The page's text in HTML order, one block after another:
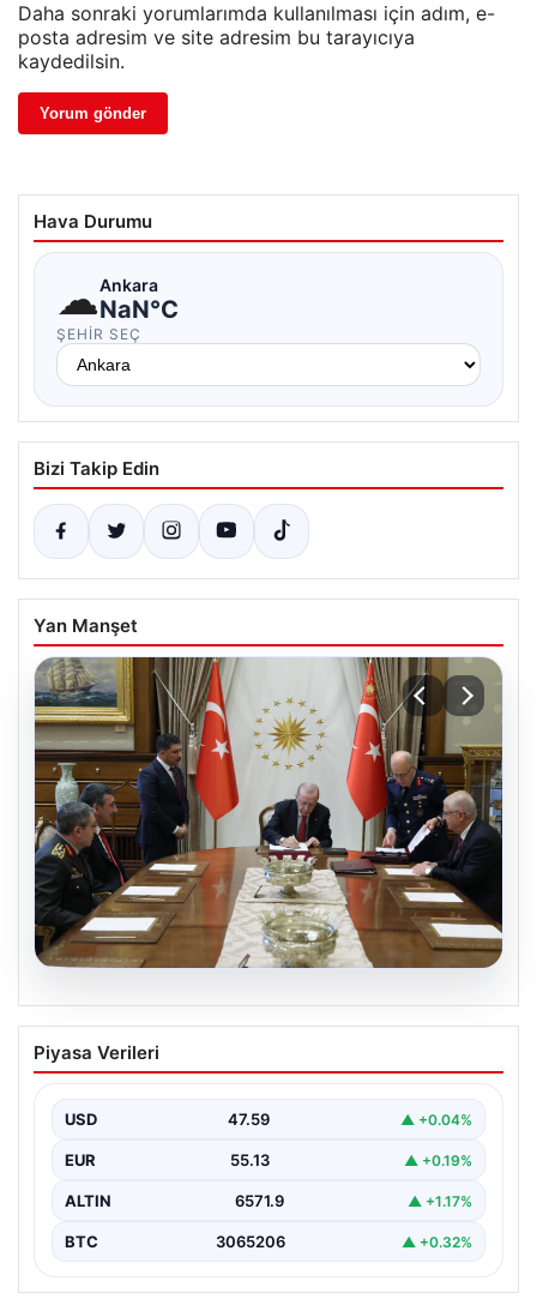
Daha sonraki yorumlarımda kullanılması için adım, e-
posta adresim ve site adresim bu tarayıcıya
kaydedilsin.
Hava Durumu
☁Ankara
NaN°C
ŞEHIR SEÇ
Bizi Takip Edin
Yan Manşet
05.08.2026
Türk Hava Kuvvetleri’nin ilk kadın
paşası Özlem Karapınar oldu
Piyasa Verileri
USD 47.59 ▲ +0.04%
EUR 55.13 ▲ +0.19%
ALTIN 6571.9 ▲ +1.17%
BTC 3065206 ▲ +0.32%